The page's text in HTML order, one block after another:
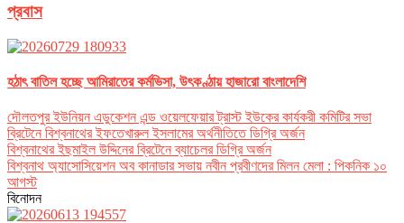
প্রবাস
হঠাৎ বাতিল হচ্ছে আমিরাতের কর্মভিসা, উৎকণ্ঠায় হাজারো বাংলাদেশি
দৌলতপুর ইউনিয়ন এডুকেশন এন্ড ওয়েলফেয়ার ট্রাস্ট ইউকের কার্যকরী কমিটির সভা
ব্রিটেনে বিশ্বনাথের ইফতেখারুল ইসলামের অর্থনীতিতে ডিগ্রি অর্জন
বিশ্বনাথের ইছমাইল উদ্দিনের ব্রিটেনে ব্যাচেলর ডিগ্রি অর্জন
বিশ্বনাথ অ্যাসোসিয়েশন অব কানাডার সভায় নবীন প্রবীণদের মিলন মেলা : পিকনিক ১০
আগস্ট
বিনোদন